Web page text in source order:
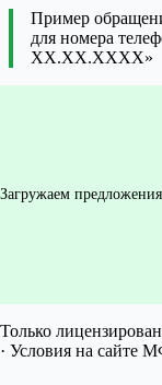
Пример
для номера
XX.XX.XXXX»
Загружаем
Только
· Условия на сайте